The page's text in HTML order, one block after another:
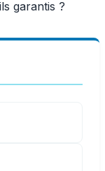
garantis ?